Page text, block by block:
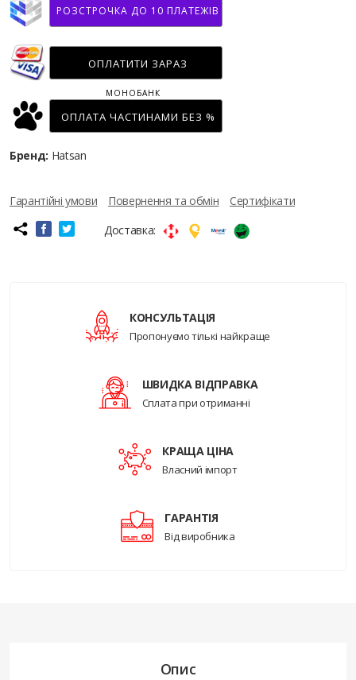
РОЗСТРОЧКА ДО 10 ПЛАТЕЖІВ
ОПЛАТИТИ ЗАРАЗ
ОПЛАТА ЧАСТИНАМИ БЕЗ %
МОНОБАНК
Бренд: Hatsan
Гарантійні умови Повернення та обмін
Сертифікати
Доставка:
КОНСУЛЬТАЦІЯ
Пропонуємо тількі найкраще
ШВИДКА ВІДПРАВКА
Сплата при отриманні
КРАЩА ЦІНА
Власний імпорт
ГАРАНТІЯ
Від виробника
Опис